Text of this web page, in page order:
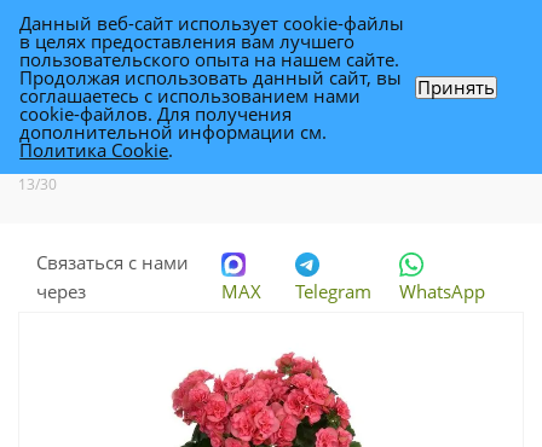
Бегония элат Берсева 13/30
Каталог - Растения -
13/30
Связаться с нами
через
MAX Telegram WhatsApp
Данный веб-сайт использует cookie-файлы
в целях предоставления вам лучшего
пользовательского опыта на нашем сайте.
Продолжая использовать данный сайт, вы
соглашаетесь с использованием нами
cookie-файлов. Для получения
дополнительной информации см.
Политика Cookie.
Принять